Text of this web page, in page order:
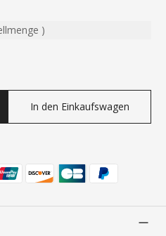
)
In den Einkaufswagen